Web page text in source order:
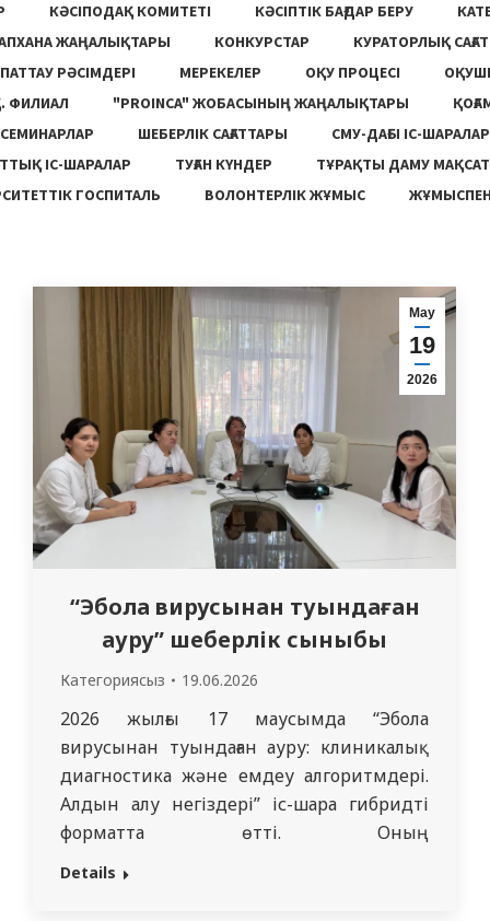
КӘСІПОДАҚ КОМИТЕТІ КӘСІПТІК БАҒДАР БЕРУ
ЖАҢАЛЫҚТАРЫ
КОНКУРСТАР
КУРАТОРЛЫҚ
РӘСІМДЕРІ
МЕРЕКЕЛЕР ОҚУ ПРОЦЕСІ
ФИЛИАЛ
"PROINCA" ЖОБАСЫНЫҢ ЖАҢАЛЫҚТАРЫ
СЕМИНАРЛАР
ШЕБЕРЛІК САҒАТТАРЫ
СМУ-ДАҒЫ ІС-ШАРАЛАР
ІС-ШАРАЛАР
ТУҒАН КҮНДЕР
ТҰРАҚТЫ ДАМУ
ГОСПИТАЛЬ
ВОЛОНТЕРЛІК ЖҰМЫС
Мау
19
2026
“Эбола вирусынан туындаған
ауру” шеберлік сыныбы
Категориясыз 19.06.2026
2026 жылғы 17 маусымда “Эбола
вирусынан туындаған ауру: клиникалық
диагностика және емдеу алгоритмдері.
Алдын алу негіздері” іс-шара гибридті
форматта өтті. Оның
ұйымдастырушылары профессор Н.К.
Details